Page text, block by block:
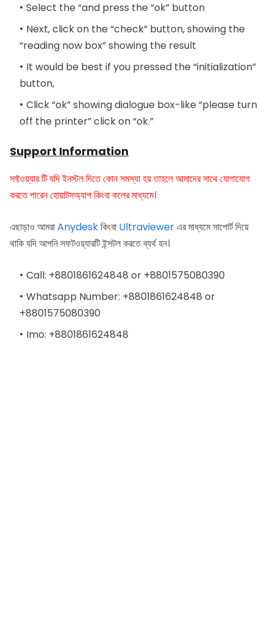
Select the “and press the “ok” button
Next, click on the “check” button, showing the
“reading now box” showing the result
It would be best if you pressed the “initialization”
button,
Click “ok” showing dialogue box-like “please turn
off the printer” click on “ok.”
Support Information
সফ্টওয়্যার টি যদি ইনস্টল দিতে কোন সমস্যা হয় তাহলে আমাদের সাথে যোগাযোগ
করতে পারেন হোয়াটসঅ্যাপ কিংবা কলের মাধ্যমে।
এছাড়াও আমরাAnydeskকিংবা Ultraviewerএর মাধ্যমে সাপোর্ট দিয়ে
থাকি যদি আপনি সফটওয়্যারটি ইন্সটল করতে ব্যর্থ হন।
Call: +8801861624848 or +8801575080390
Whatsapp Number: +8801861624848 or
+8801575080390
Imo: +8801861624848